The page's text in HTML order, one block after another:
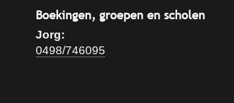
Boekingen, groepen en scholen
Jorg:
0498/746095